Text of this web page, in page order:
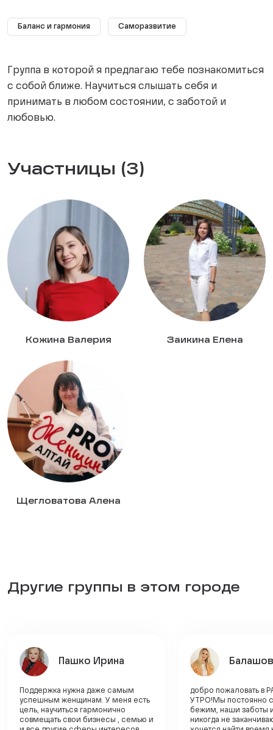
Баланс и гармония Саморазвитие
Группа в которой я предлагаю тебе познакомиться
с собой ближе. Научиться слышать себя и
принимать в любом состоянии, с заботой и
любовью.
Участницы (3)
Кожина Валерия Заикина Елена
Щегловатова Алена
Другие группы в этом городе
Пашко Ирина
Поддержка нужна даже самым
успешным женщинам. У меня есть
цель, научиться гармонично
совмещать свои бизнесы , семью и
добро пожаловать в
УТРО!Мы постоянно
бежим, наши заботы
никогда не